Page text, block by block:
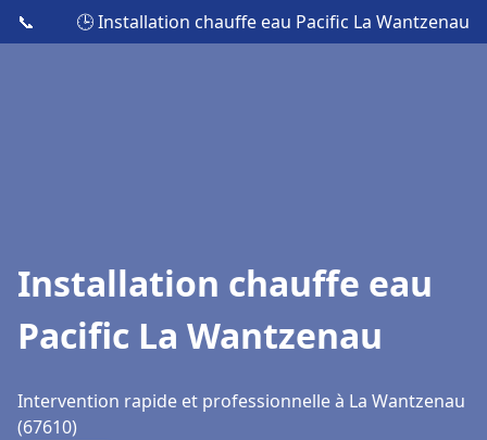
📞 🕒 Installation chauffe eau Pacific La Wantzenau
Installation chauffe eau
Pacific La Wantzenau
Intervention rapide et professionnelle à La Wantzenau
(67610)